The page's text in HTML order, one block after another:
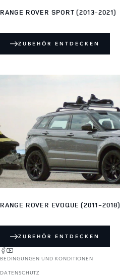
RANGE ROVER SPORT (2013-2021)
ZUBEHÖR ENTDECKEN
RANGE ROVER EVOQUE (2011-2018)
ZUBEHÖR ENTDECKEN
BEDINGUNGEN UND KONDITIONEN
DATENSCHUTZ